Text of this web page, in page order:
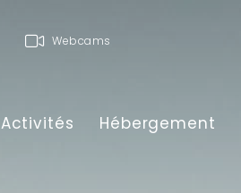
Webcams
Activités Hébergement